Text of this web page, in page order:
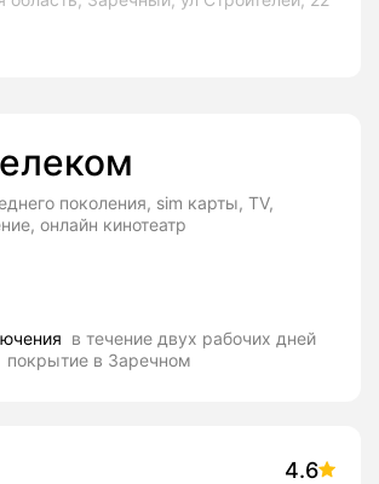
поколения, sim карты, TV,
онлайн кинотеатр
в течение двух рабочих дней
покрытие в Заречном
4.6